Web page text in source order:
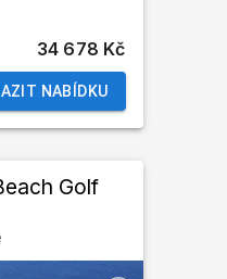
34 678 Kč
NABÍDKU
Golf